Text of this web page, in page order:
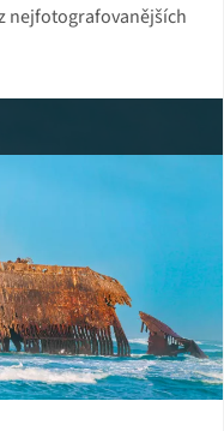
nejfotografovanějších